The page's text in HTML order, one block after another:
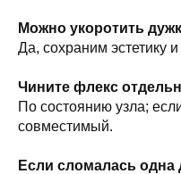
Можно укоротить
Да, сохраним эстетику
Чините флекс
По состоянию узла;
совместимый.
Если сломалась одна